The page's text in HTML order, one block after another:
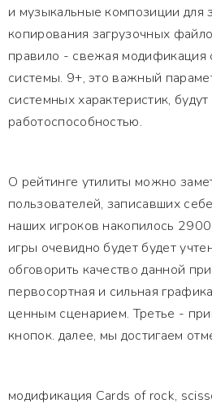
и музыкальные композиции для
копирования загрузочных
правило - свежая модификация
системы. 9+, это важный
системных характеристик,
работоспособностью.
О рейтинге утилиты можно
пользователей, записавших
наших игроков накопилось
игры очевидно будет будет
обговорить качество данной
первосортная и сильная
ценным сценарием. Третье -
кнопок. далее, мы достигаем
модификация Cards of rock,